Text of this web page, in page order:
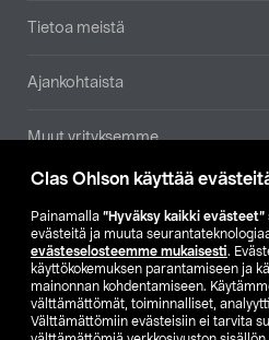
Clas Ohlson käyttää
Painamalla ”Hyväksy kaikki evästeet”
evästeitä ja muuta
evästeselosteemme mukaisesti.
käyttökokemuksen parantamiseen ja
mainonnan kohdentamiseen.
välttämättömät, toiminnalliset,
Välttämättömiin evästeisiin ei tarvita
Tietoa meistä
Ajankohtaista
Muut yrityksemme
Etsi
SE NO
FI